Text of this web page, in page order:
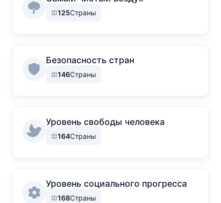
125Страны
Безопасность стран
146Страны
Уровень свободы человека
164Страны
Уровень социального прогресса
168Страны